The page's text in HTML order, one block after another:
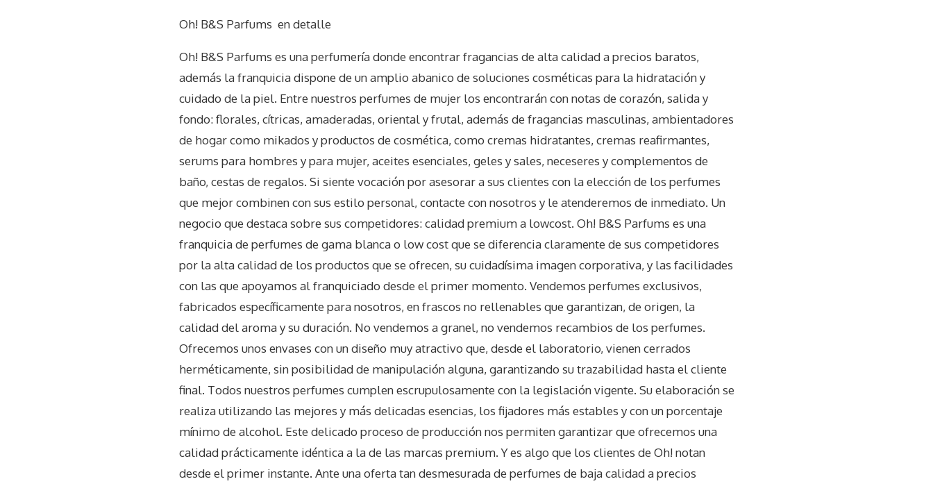
Oh! B&S Parfums en detalle
Oh! B&S Parfums es una perfumería donde encontrar fragancias de alta calidad a precios baratos,
además la franquicia dispone de un amplio abanico de soluciones cosméticas para la hidratación y
cuidado de la piel. Entre nuestros perfumes de mujer los encontrarán con notas de corazón, salida y
fondo: florales, cítricas, amaderadas, oriental y frutal, además de fragancias masculinas, ambientadores
de hogar como mikados y productos de cosmética, como cremas hidratantes, cremas reafirmantes,
serums para hombres y para mujer, aceites esenciales, geles y sales, neceseres y complementos de
baño, cestas de regalos. Si siente vocación por asesorar a sus clientes con la elección de los perfumes
que mejor combinen con sus estilo personal, contacte con nosotros y le atenderemos de inmediato. Un
negocio que destaca sobre sus competidores: calidad premium a lowcost. Oh! B&S Parfums es una
franquicia de perfumes de gama blanca o low cost que se diferencia claramente de sus competidores
por la alta calidad de los productos que se ofrecen, su cuidadísima imagen corporativa, y las facilidades
con las que apoyamos al franquiciado desde el primer momento. Vendemos perfumes exclusivos,
fabricados específicamente para nosotros, en frascos no rellenables que garantizan, de origen, la
calidad del aroma y su duración. No vendemos a granel, no vendemos recambios de los perfumes.
Ofrecemos unos envases con un diseño muy atractivo que, desde el laboratorio, vienen cerrados
herméticamente, sin posibilidad de manipulación alguna, garantizando su trazabilidad hasta el cliente
final. Todos nuestros perfumes cumplen escrupulosamente con la legislación vigente. Su elaboración se
realiza utilizando las mejores y más delicadas esencias, los fijadores más estables y con un porcentaje
mínimo de alcohol. Este delicado proceso de producción nos permiten garantizar que ofrecemos una
calidad prácticamente idéntica a la de las marcas premium. Y es algo que los clientes de Oh! notan
desde el primer instante. Ante una oferta tan desmesurada de perfumes de baja calidad a precios